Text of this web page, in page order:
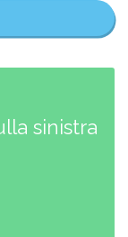
sinistra